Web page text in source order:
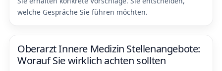
welche Gespräche Sie führen möchten.
Oberarzt Innere Medizin Stellenangebote:
Worauf Sie wirklich achten sollten